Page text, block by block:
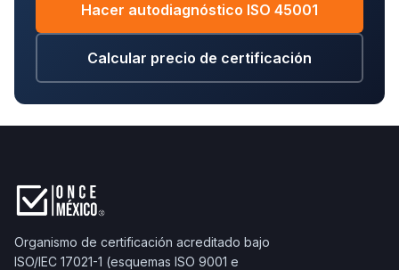
Hacer autodiagnóstico ISO 45001
Calcular precio de certificación
Organismo de certificación acreditado bajo
ISO/IEC 17021-1 (esquemas ISO 9001 e